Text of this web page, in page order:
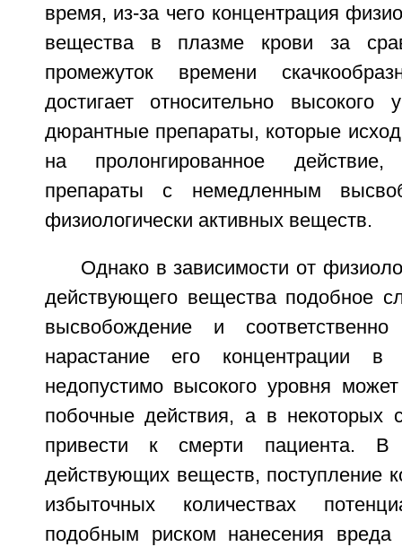
время, из-за чего концентрация
вещества в плазме крови за
промежуток времени
достигает относительно
дюрантные препараты, которые
на пролонгированное
препараты с немедленным
физиологически активных веществ.
Однако в зависимости от
действующего вещества подобное
высвобождение и
нарастание его концентрации
недопустимо высокого уровня
побочные действия, а в некоторых
привести к смерти пациента. В
действующих веществ, поступление
избыточных количествах
подобным риском нанесения вреда